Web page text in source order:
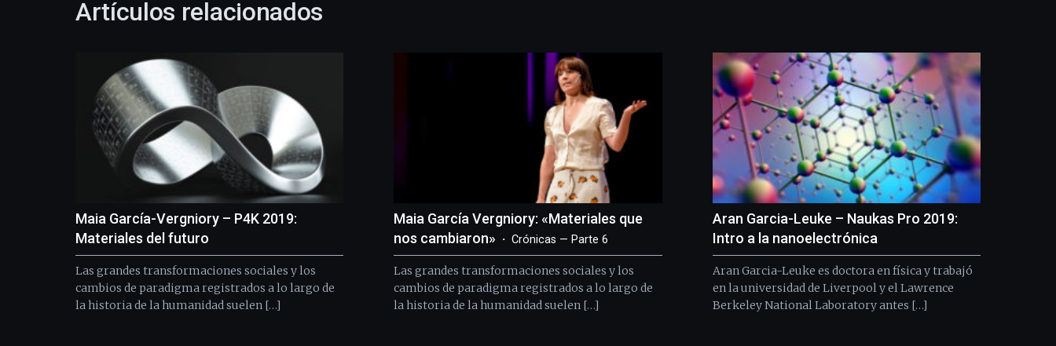
Artículos relacionados
Maia García-Vergniory – P4K 2019:
Materiales del futuro
Las grandes transformaciones sociales y los
cambios de paradigma registrados a lo largo de
la historia de la humanidad suelen […]
Maia García Vergniory: «Materiales que
nos cambiaron»
Crónicas — Parte 6
Las grandes transformaciones sociales y los
cambios de paradigma registrados a lo largo de
la historia de la humanidad suelen […]
Aran Garcia-Leuke – Naukas Pro 2019:
Intro a la nanoelectrónica
Aran Garcia-Leuke es doctora en física y trabajó
en la universidad de Liverpool y el Lawrence
Berkeley National Laboratory antes […]